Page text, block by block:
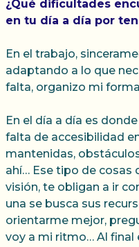
¿Qué dificultades
en tu día a día por
En el trabajo,
adaptando a lo que
falta, organizo mi
En el día a día es
falta de accesibilidad
mantenidas,
ahí… Ese tipo de cosas
visión, te obligan a ir
una se busca sus
orientarme mejor,
voy a mi ritmo… Al final